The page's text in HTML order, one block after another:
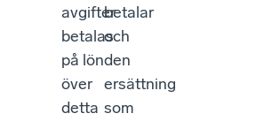
avgifter
betalas
på lön
över
detta
betalar
och
den
ersättning
som